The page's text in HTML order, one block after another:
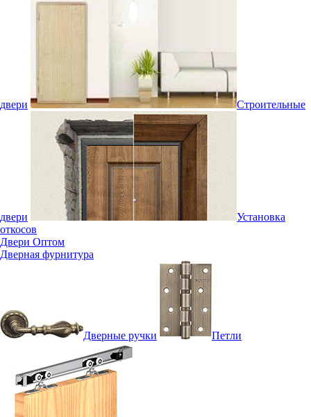
двери Строительные
двери
Установка
откосов
Двери Оптом
Дверная фурнитура
Дверные ручки Петли